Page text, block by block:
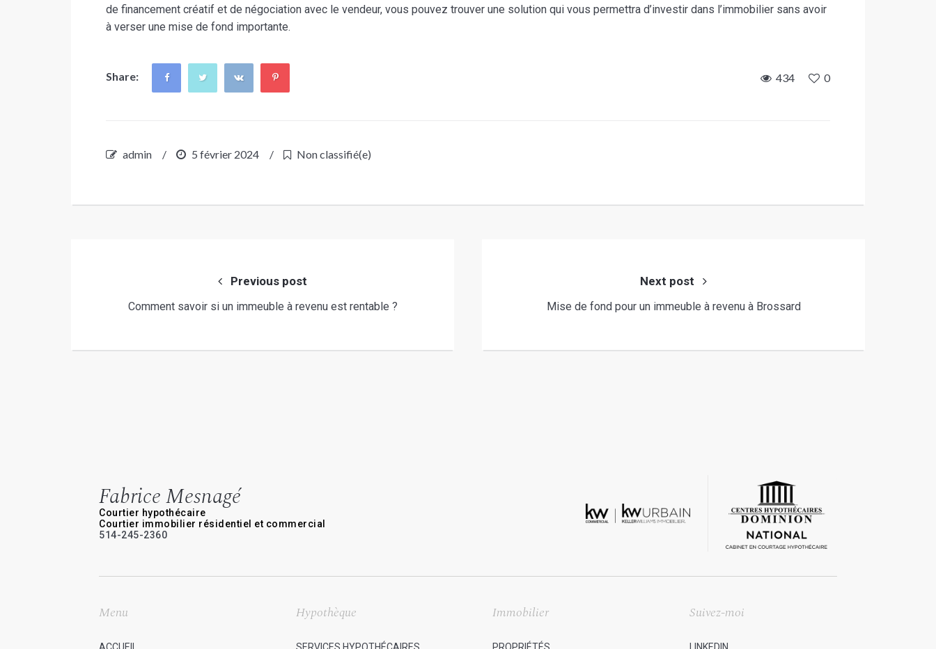
de financement créatif et de négociation avec le vendeur, vous pouvez trouver une solution qui vous permettra d’investir dans l’immobilier sans avoir
à verser une mise de fond importante.
Share: 434 0
admin / 5 février 2024 / Non classifié(e)
l’article
Previous post
Comment savoir si un immeuble à revenu est rentable ?
Next post
Mise de fond pour un immeuble à revenu à Brossard
Fabrice Mesnagé
Courtier hypothécaire
Courtier immobilier résidentiel et commercial
514-245-2360
Menu Hypothèque Immobilier Suivez-moi